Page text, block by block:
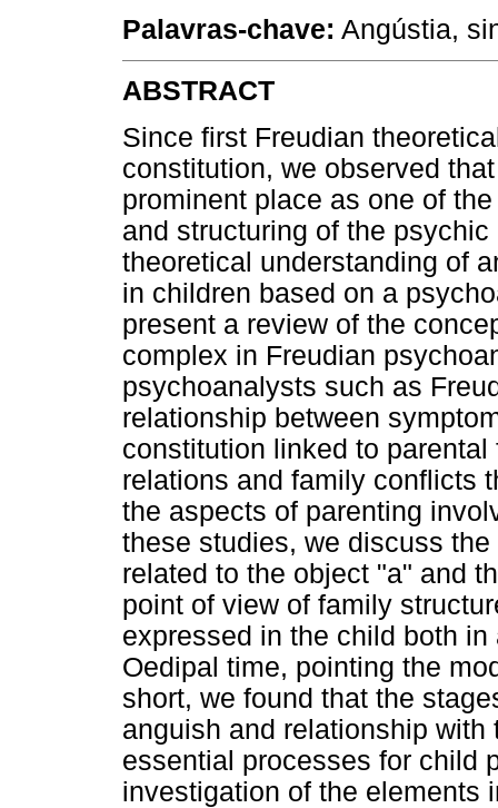
Palavras-chave: Angústia,
ABSTRACT
Since first Freudian
constitution, we observed
prominent place as one of
and structuring of the
theoretical understanding of
in children based on a
present a review of the
complex in Freudian
psychoanalysts such as
relationship between
constitution linked to
relations and family conflicts
the aspects of parenting
these studies, we discuss
related to the object "a" and
point of view of family
expressed in the child both
Oedipal time, pointing the
short, we found that the
anguish and relationship
essential processes for child
investigation of the elements